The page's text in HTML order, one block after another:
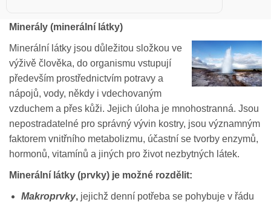
Minerály (minerální látky)
Minerální látky jsou důležitou složkou ve
výživě člověka, do organismu vstupují
především prostřednictvím potravy a
nápojů, vody, někdy i vdechovaným
vzduchem a přes kůži. Jejich úloha je mnohostranná. Jsou
nepostradatelné pro správný vývin kostry, jsou významným
faktorem vnitřního metabolizmu, účastní se tvorby enzymů,
hormonů, vitamínů a jiných pro život nezbytných látek.
Minerální látky (prvky) je možné rozdělit:
Makroprvky, jejichž denní potřeba se pohybuje v řádu